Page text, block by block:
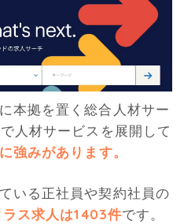
本拠を置く総合人材サー
人材サービスを展開して
強みがあります。
いる正社員や契約社員の
ラス求人は1403件です。